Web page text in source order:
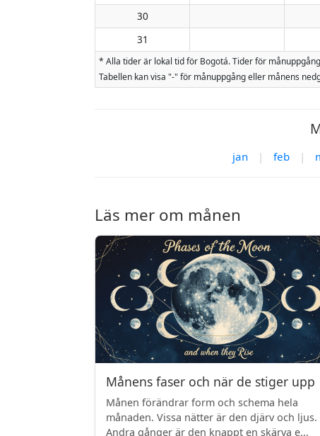
30
31
* Alla tider är lokal tid för Bogotá. Tider för
Tabellen kan visa "-" för månuppgång eller månens
jan | feb |
Läs mer om månen
Månens faser och när de stiger upp
Månen förändrar form och schema hela
månaden. Vissa nätter är den djärv och ljus.
Andra gånger är den knappt en skärva e...